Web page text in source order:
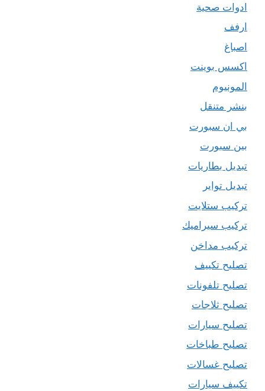
ادوات صحية
ارفف
اصباغ
اكسس بوينت
المونيوم
بنشر متنقل
بي ان سبورت
بين سبورت
تبديل بطاريات
تبديل تواير
تركيب ستلايت
تركيب سيراميك
تركيب مداخن
تصليح تكييف
تصليح تلفونات
تصليح ثلاجات
تصليح سيارات
تصليح طباخات
تصليح غسالات
تكييف سيارات